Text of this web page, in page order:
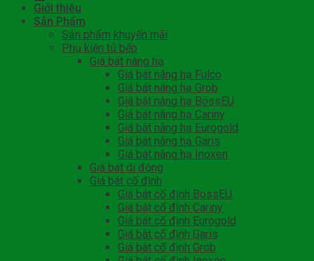
Giới thiệu
Sản Phẩm
Sản phẩm khuyến mãi
Phụ kiện tủ bếp
Giá bát nâng hạ
Giá bát nâng hạ Fulco
Giá bát nâng hạ Grob
Giá bát nâng hạ BossEU
Giá bát nâng hạ Cariny
Giá bát nâng hạ Eurogold
Giá bát nâng hạ Garis
Giá bát nâng hạ Inoxen
Giá bát di động
Giá bát cố định
Giá bát cố định BossEU
Giá bát cố định Cariny
Giá bát cố định Eurogold
Giá bát cố định Garis
Giá bát cố định Grob